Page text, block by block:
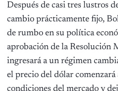
Después de casi tres lustros
cambio prácticamente fijo,
de rumbo en su política
aprobación de la Resolución
ingresará a un régimen
el precio del dólar comenzará